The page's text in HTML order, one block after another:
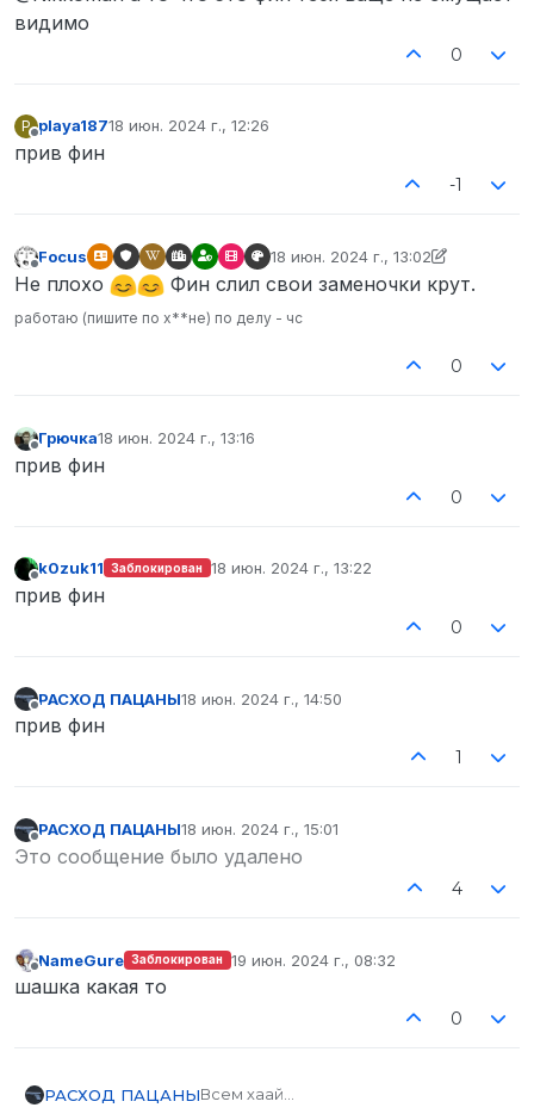
видимо
0
P
Не в сети
playa18718 июн. 2024 г., 12:26
отредактировано
прив фин
-1
Не в сети
Focus 18 июн. 2024 г., 13:02
отредактировано Focus
Не плохо Фин слил свои заменочки крут.
работаю (пишите по х**не) по делу - чс
0
Не в сети
Грючка18 июн. 2024 г., 13:16
отредактировано
прив фин
0
Не в сети
k0zuk11 Заблокирован 18 июн. 2024 г., 13:22
отредактировано
прив фин
0
Не в сети
РАСХОД ПАЦАНЫ18 июн. 2024 г., 14:50
отредактировано
прив фин
1
Не в сети
РАСХОД ПАЦАНЫ18 июн. 2024 г., 15:01
отредактировано
Это сообщение было удалено
4
NameGure Заблокирован 19 июн. 2024 г., 08:32
отредактировано
шашка какая то
0
РАСХОД ПАЦАНЫВсем хаай